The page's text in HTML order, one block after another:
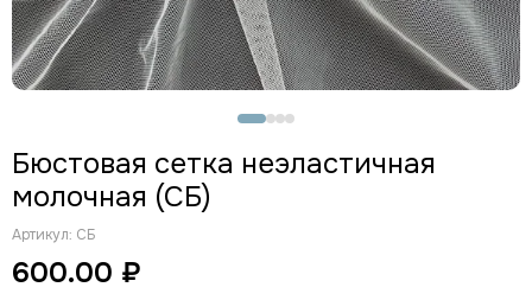
Бюстовая сетка неэластичная
молочная (СБ)
Артикул: СБ
600.00 ₽